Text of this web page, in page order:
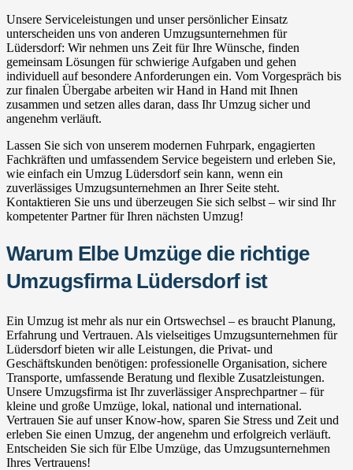
Unsere Serviceleistungen und unser persönlicher Einsatz
unterscheiden uns von anderen Umzugsunternehmen für
Lüdersdorf: Wir nehmen uns Zeit für Ihre Wünsche, finden
gemeinsam Lösungen für schwierige Aufgaben und gehen
individuell auf besondere Anforderungen ein. Vom Vorgespräch bis
zur finalen Übergabe arbeiten wir Hand in Hand mit Ihnen
zusammen und setzen alles daran, dass Ihr Umzug sicher und
angenehm verläuft.
Lassen Sie sich von unserem modernen Fuhrpark, engagierten
Fachkräften und umfassendem Service begeistern und erleben Sie,
wie einfach ein Umzug Lüdersdorf sein kann, wenn ein
zuverlässiges Umzugsunternehmen an Ihrer Seite steht.
Kontaktieren Sie uns und überzeugen Sie sich selbst – wir sind Ihr
kompetenter Partner für Ihren nächsten Umzug!
Warum Elbe Umzüge die richtige
Umzugsfirma Lüdersdorf ist
Ein Umzug ist mehr als nur ein Ortswechsel – es braucht Planung,
Erfahrung und Vertrauen. Als vielseitiges Umzugsunternehmen für
Lüdersdorf bieten wir alle Leistungen, die Privat- und
Geschäftskunden benötigen: professionelle Organisation, sichere
Transporte, umfassende Beratung und flexible Zusatzleistungen.
Unsere Umzugsfirma ist Ihr zuverlässiger Ansprechpartner – für
kleine und große Umzüge, lokal, national und international.
Vertrauen Sie auf unser Know-how, sparen Sie Stress und Zeit und
erleben Sie einen Umzug, der angenehm und erfolgreich verläuft.
Entscheiden Sie sich für Elbe Umzüge, das Umzugsunternehmen
Ihres Vertrauens!